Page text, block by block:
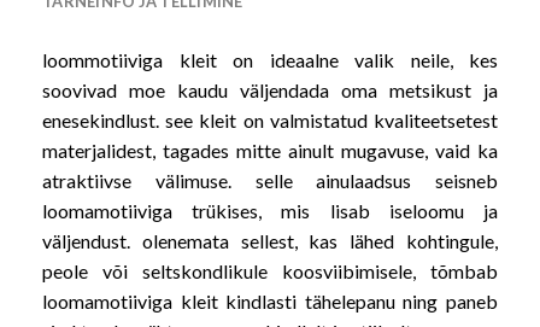
loommotiiviga kleit on ideaalne valik neile, kes
soovivad moe kaudu väljendada oma metsikust ja
enesekindlust. see kleit on valmistatud kvaliteetsetest
materjalidest, tagades mitte ainult mugavuse, vaid ka
atraktiivse välimuse. selle ainulaadsus seisneb
loomamotiiviga trükises, mis lisab iseloomu ja
väljendust. olenemata sellest, kas lähed kohtingule,
peole või seltskondlikule koosviibimisele, tõmbab
loomamotiiviga kleit kindlasti tähelepanu ning paneb